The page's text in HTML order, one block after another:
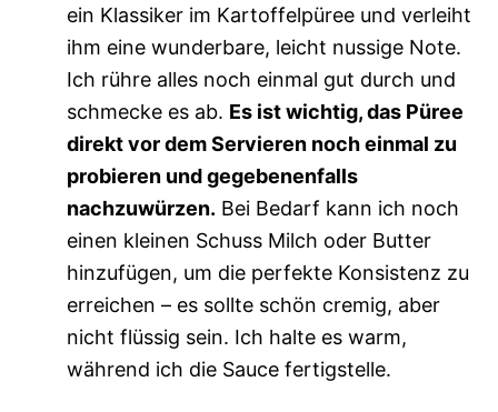
ein Klassiker im Kartoffelpüree und verleiht
ihm eine wunderbare, leicht nussige Note.
Ich rühre alles noch einmal gut durch und
schmecke es ab. Es ist wichtig, das Püree
direkt vor dem Servieren noch einmal zu
probieren und gegebenenfalls
nachzuwürzen. Bei Bedarf kann ich noch
einen kleinen Schuss Milch oder Butter
hinzufügen, um die perfekte Konsistenz zu
erreichen – es sollte schön cremig, aber
nicht flüssig sein. Ich halte es warm,
während ich die Sauce fertigstelle.